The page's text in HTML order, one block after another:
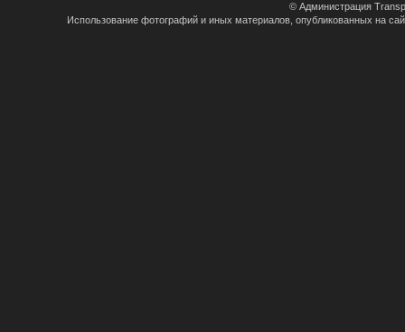
© Администрация
Использование фотографий и иных материалов, опубликованных на